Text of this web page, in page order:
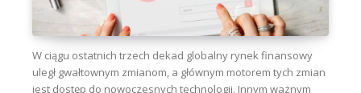
W ciągu ostatnich trzech dekad globalny rynek finansowy
uległ gwałtownym zmianom, a głównym motorem tych zmian
jest dostęp do nowoczesnych technologii. Innym ważnym